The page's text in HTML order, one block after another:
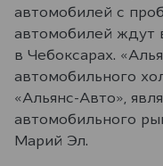
автомобилей с
автомобилей ждут
в Чебоксарах.
автомобильного
«Альянс-Авто»,
автомобильного
Марий Эл.